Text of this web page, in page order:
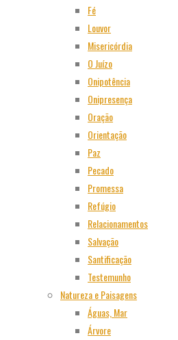
Fé
Louvor
Misericórdia
O Juízo
Onipotência
Onipresença
Oração
Orientação
Paz
Pecado
Promessa
Refúgio
Relacionamentos
Salvação
Santificação
Testemunho
Natureza e Paisagens
Águas, Mar
Árvore